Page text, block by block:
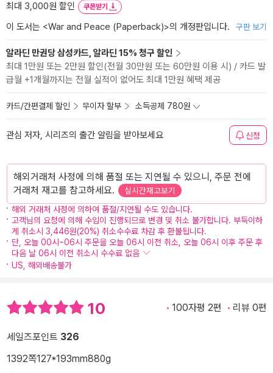
최대 3,000원 할인
쿠폰받기
이 도서는 <War and Peace (Paperback)>의 개정판입니다. 구판 보기
알라딘 만권당 삼성카드, 알라딘 15% 청구 할인
최대 1만원 또는 2만원 할인(전월 30만원 또는 60만원 이용 시) / 카드 발
급월 +1개월까지는 전월 실적이 없어도 최대 1만원 혜택 제공
카드/간편결제 할인 무이자 할부 소득공제 780원
관심 저자, 시리즈의 출간 알림을 받아보세요 신청
해외거래처 사정에 의해 품절 또는 지연될 수 있으니, 주문 전에
거래처 재고를 참고하세요.
실시간재고보기
해외 거래처 사정에 의하여 품절/지연될 수도 있습니다.
고객님의 요청에 의해 수입이 진행되므로 변경 및 취소 불가합니다. 부득이하
게 취소시 3,446원(20%) 취소수수료 차감 후 환불됩니다.
단, 오늘 00시~06시 주문을 오늘 06시 이전 취소, 오늘 06시 이후 주문 후
다음 날 06시 이전 취소시 수수료 없음
US, 해외배송불가
10 100자평 2편 리뷰 0편
세일즈포인트 326
1392쪽127*193mm880g